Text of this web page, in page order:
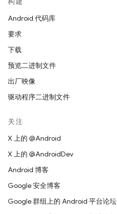
Android 代码库
要求
下载
预览二进制文件
出厂映像
驱动程序二进制文件
关注
X 上的 @Android
X 上的 @AndroidDev
Android 博客
Google 安全博客
Google 群组上的 Android 平台论坛